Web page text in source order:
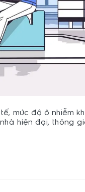
mức độ ô nhiễm
hiện đại, thông